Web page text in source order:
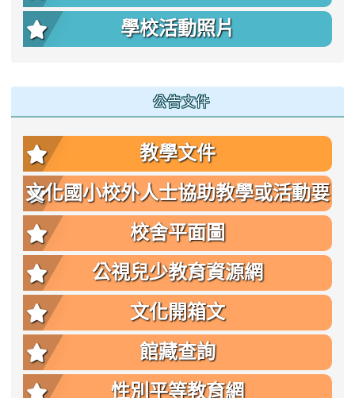
學校活動照片
公告文件
教學文件
文化國小校外人士協助教學或活動要
點
校舍平面圖
公視兒少教育資源網
文化開箱文
館藏查詢
性別平等教育網